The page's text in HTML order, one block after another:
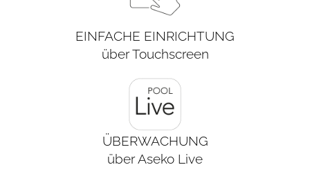
EINFACHE EINRICHTUNG
über Touchscreen
ÜBERWACHUNG
über Aseko Live